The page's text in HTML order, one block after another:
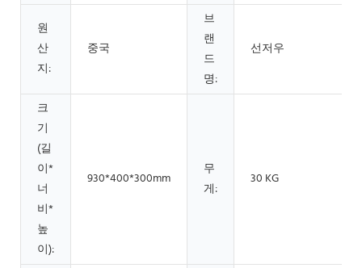
원
산
지:
중국
브
랜
드
명:
선저우
크
기
(길
이*
너
비*
높
이):
930*400*300mm
무
게:
30 KG